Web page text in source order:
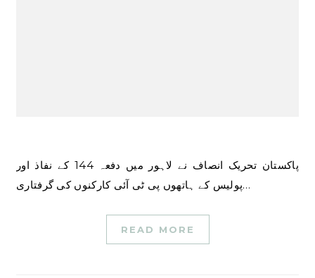
پاکستان تحریک انصاف نے لاہور میں دفعہ 144 کے نفاذ اور
پولیس کے ہاتھوں پی ٹی آئی کارکنوں کی گرفتاری…
READ MORE